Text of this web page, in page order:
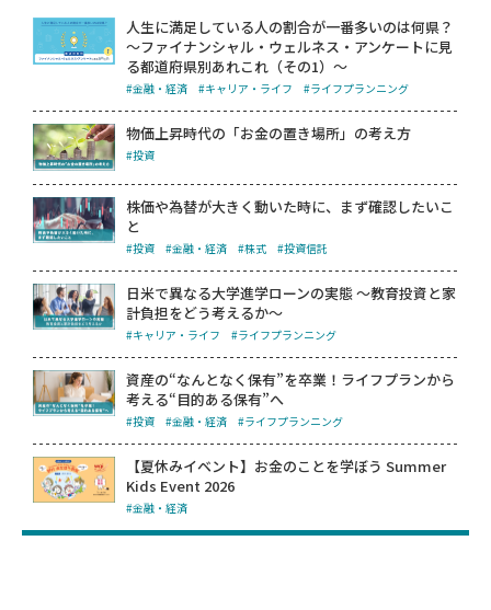
人生に満足している人の割合が一番多いのは何県？
～ファイナンシャル・ウェルネス・アンケートに見
る都道府県別あれこれ（その1）～
#金融・経済 #キャリア・ライフ #ライフプランニング
物価上昇時代の「お金の置き場所」の考え方
#投資
株価や為替が大きく動いた時に、まず確認したいこ
と
#投資 #金融・経済 #株式 #投資信託
日米で異なる大学進学ローンの実態 ～教育投資と家
計負担をどう考えるか～
#キャリア・ライフ #ライフプランニング
資産の“なんとなく保有”を卒業！ライフプランから
考える“目的ある保有”へ
#投資 #金融・経済 #ライフプランニング
【夏休みイベント】お金のことを学ぼう Summer
Kids Event 2026
#金融・経済